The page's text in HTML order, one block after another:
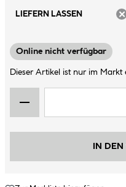
LIEFERN LASSEN
Online nicht verfügbar
Dieser Artikel ist nur im Markt
IN